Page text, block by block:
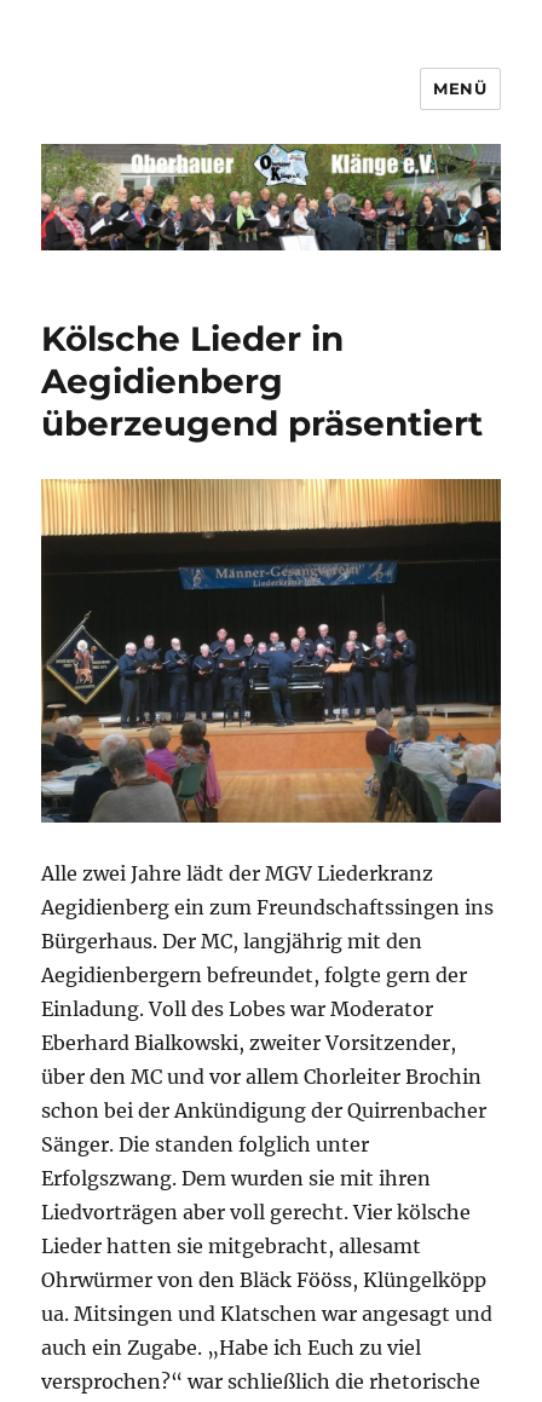
Männerchor Quirrenbach e.V.
MENÜ
Kölsche Lieder in
Aegidienberg
überzeugend präsentiert
Alle zwei Jahre lädt der MGV Liederkranz
Aegidienberg ein zum Freundschaftssingen ins
Bürgerhaus. Der MC, langjährig mit den
Aegidienbergern befreundet, folgte gern der
Einladung.Voll des Lobes war Moderator
Eberhard Bialkowski, zweiter Vorsitzender,
über den MC und vor allem Chorleiter Brochin
schon bei der Ankündigung der Quirrenbacher
Sänger. Die standen folglich unter
Erfolgszwang. Dem wurden sie mit ihren
Liedvorträgen aber voll gerecht. Vier kölsche
Lieder hatten sie mitgebracht, allesamt
Ohrwürmer von den Bläck Fööss, Klüngelköpp
ua. Mitsingen und Klatschen war angesagt und
auch ein Zugabe. „Habe ich Euch zu viel
versprochen?“ war schließlich die rhetorische